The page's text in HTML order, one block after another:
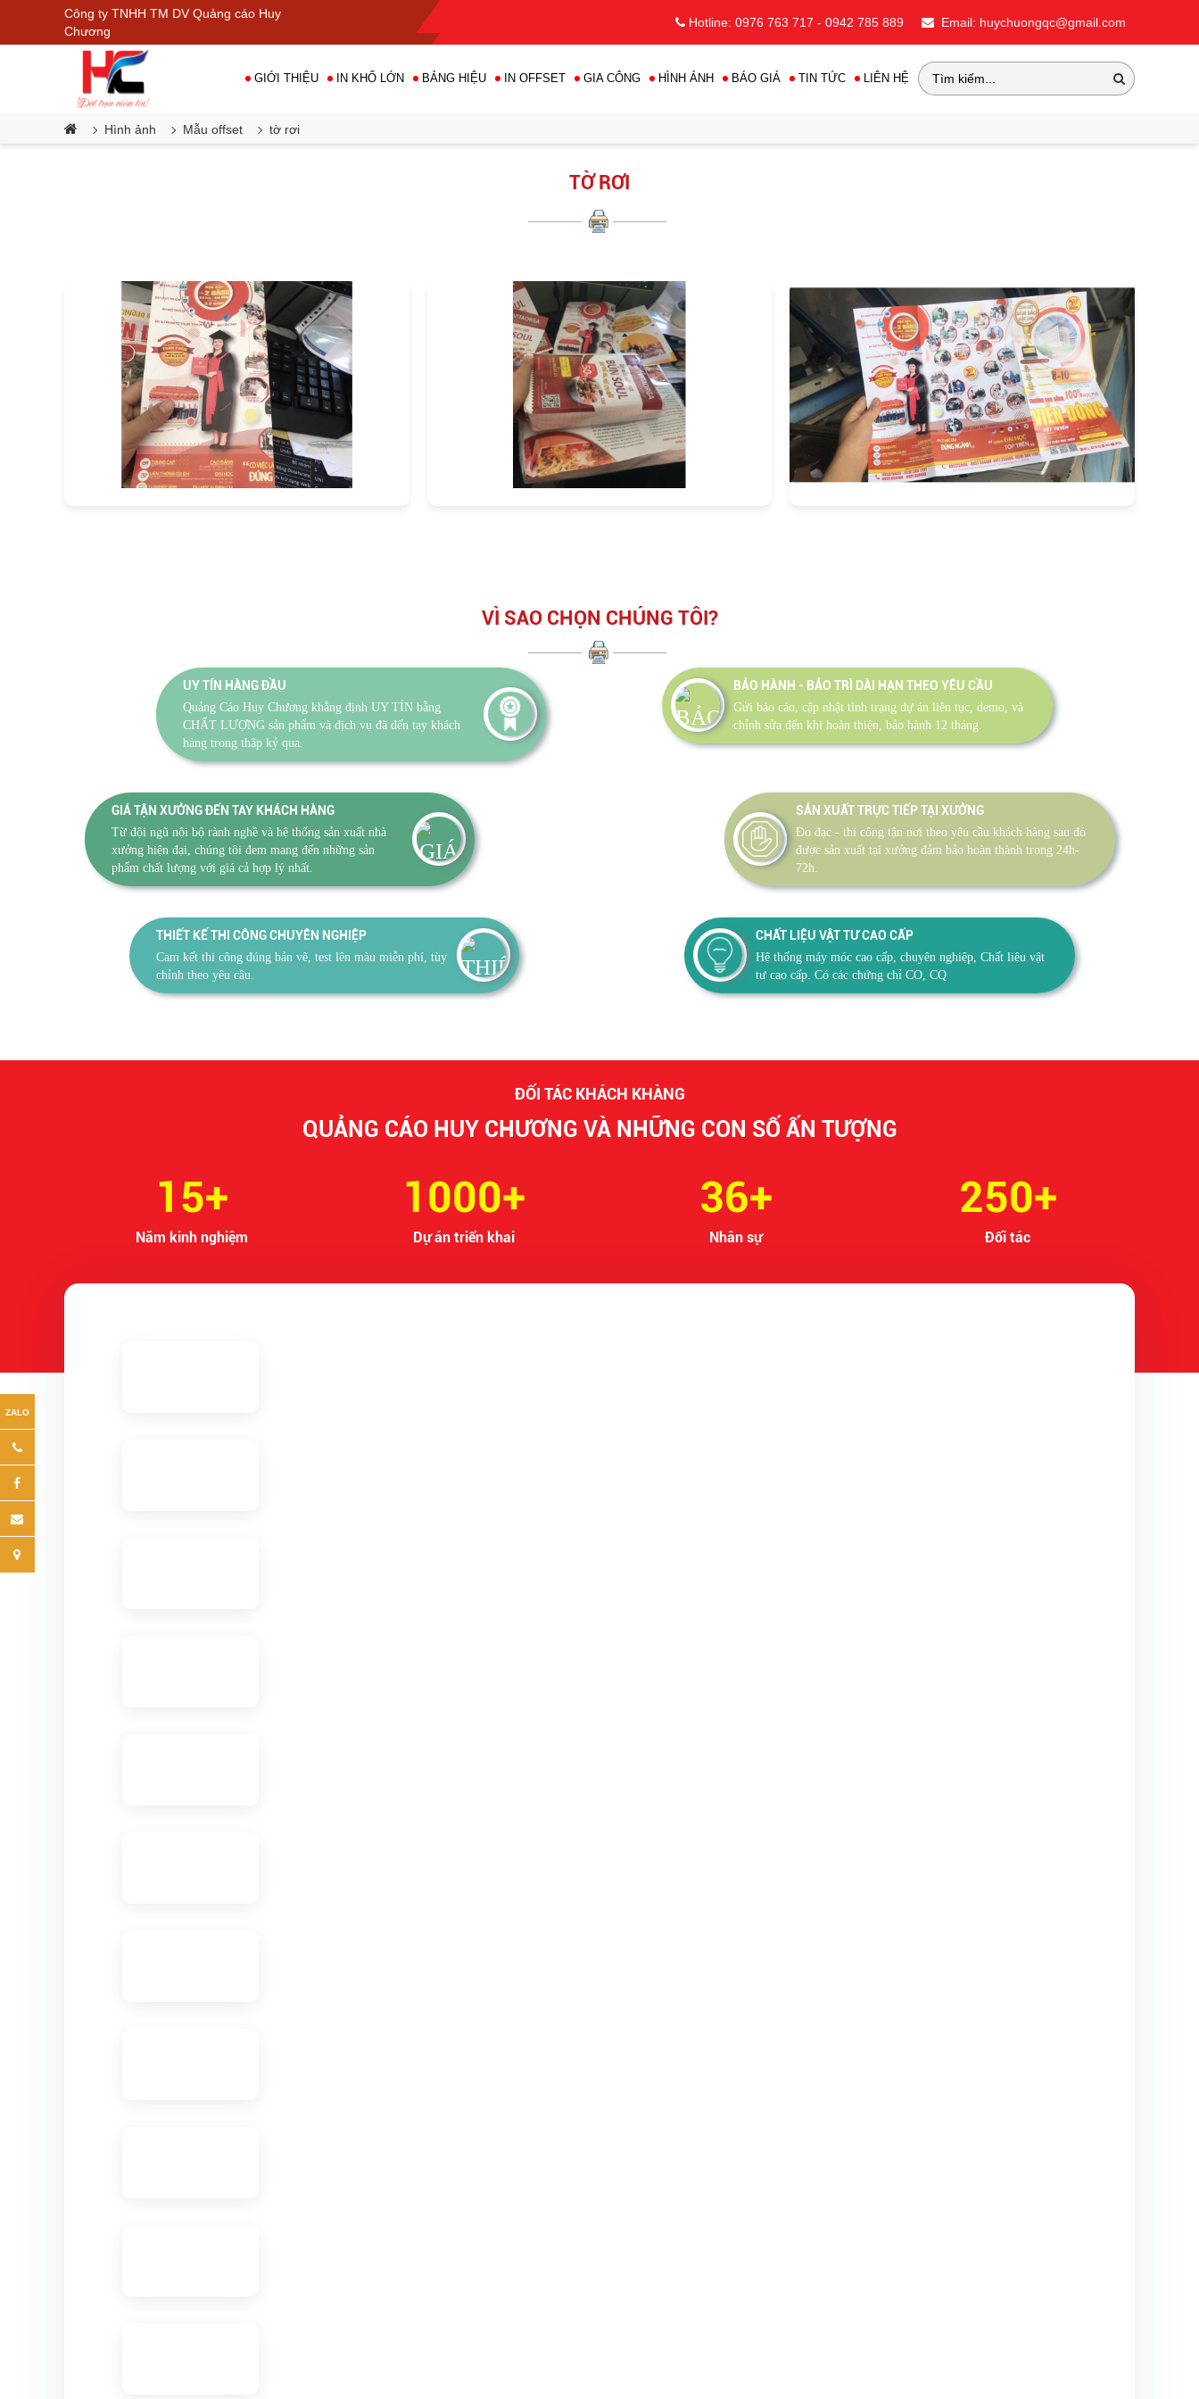
Công ty TNHH TM DV Quảng cáo Huy
Chương
Hotline: 0976 763 717 - 0942 785 889 Email: huychuongqc@gmail.com
GIỚI THIỆU IN KHỔ LỚN BẢNG HIỆU IN OFFSET GIA CÔNG HÌNH ẢNH BÁO GIÁ TIN TỨC LIÊN HỆ
Hình ảnh Mẫu offset tờ rơi
TỜ RƠI
VÌ SAO CHỌN CHÚNG TÔI?
UY TÍN HÀNG ĐẦU
Quảng Cáo Huy Chương khẳng định UY TÍN bằng
CHẤT LƯỢNG sản phẩm và dịch vụ đã đến tay khách
hàng trong thâp kỷ qua.
BẢO HÀNH - BẢO TRÌ DÀI HẠN THEO YÊU CẦU
Gửi báo cáo, cập nhật tình trạng dự án liên tục, demo, và
chỉnh sửa đến khi hoàn thiện, bảo hành 12 tháng.
GIÁ TẬN XƯỞNG ĐẾN TAY KHÁCH HÀNG
Từ đội ngũ nội bộ rành nghề và hệ thống sản xuất nhà
xưởng hiện đại, chúng tôi đem mang đến những sản
phẩm chất lượng với giá cả hợp lý nhất.
SẢN XUẤT TRỰC TIẾP TẠI XƯỞNG
Đo đạc - thi công tận nơi theo yêu cầu khách hàng sau đó
được sản xuất tại xưởng đảm bảo hoàn thành trong 24h-
72h.
THIẾT KẾ THI CÔNG CHUYÊN NGHIỆP
Cam kết thi công đúng bản vẽ, test lên màu miễn phí, tùy
chỉnh theo yêu cầu.
CHẤT LIỆU VẬT TƯ CAO CẤP
Hệ thống máy móc cao cấp, chuyên nghiệp, Chất liệu vật
tư cao cấp. Có các chứng chỉ CO, CQ
ĐỐI TÁC KHÁCH KHÀNG
QUẢNG CÁO HUY CHƯƠNG VÀ NHỮNG CON SỐ ẤN TƯỢNG
15+
Năm kinh nghiệm
1000+
Dự án triển khai
36+
Nhân sự
250+
Đối tác